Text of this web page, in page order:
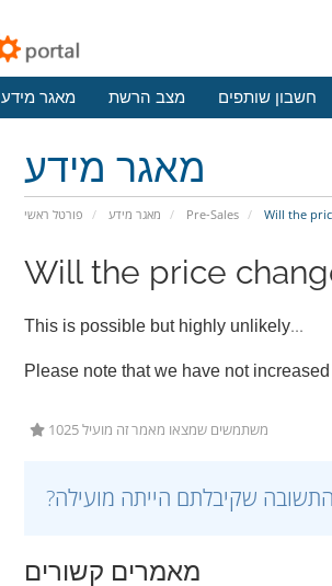
מאגר מידע מצב הרשת חשבון שותפים
מאגר מידע
פורטל ראשי מאגר מידע Pre-Sales Will the
Will the price
This is possible but highly unlikely...
Please note that we have not
1025 משתמשים שמצאו מאמר זה מועיל
מאמרים קשורים